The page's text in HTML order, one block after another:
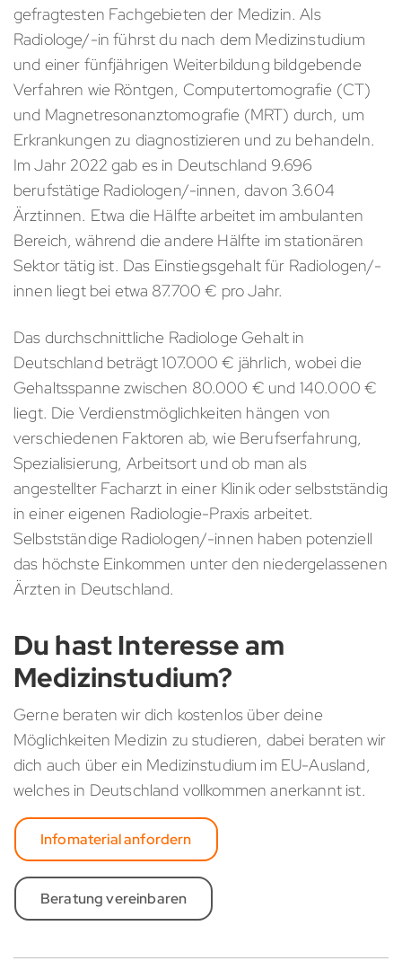
gefragtesten Fachgebieten der Medizin. Als
Radiologe/-in führst du nach dem Medizinstudium
und einer fünfjährigen Weiterbildung bildgebende
Verfahren wie Röntgen, Computertomografie (CT)
und Magnetresonanztomografie (MRT) durch, um
Erkrankungen zu diagnostizieren und zu behandeln.
Im Jahr 2022 gab es in Deutschland 9.696
berufstätige Radiologen/-innen, davon 3.604
Ärztinnen. Etwa die Hälfte arbeitet im ambulanten
Bereich, während die andere Hälfte im stationären
Sektor tätig ist. Das Einstiegsgehalt für Radiologen/-
innen liegt bei etwa 87.700 € pro Jahr.
Das durchschnittliche Radiologe Gehalt in
Deutschland beträgt 107.000 € jährlich, wobei die
Gehaltsspanne zwischen 80.000 € und 140.000 €
liegt. Die Verdienstmöglichkeiten hängen von
verschiedenen Faktoren ab, wie Berufserfahrung,
Spezialisierung, Arbeitsort und ob man als
angestellter Facharzt in einer Klinik oder selbstständig
in einer eigenen Radiologie-Praxis arbeitet.
Selbstständige Radiologen/-innen haben potenziell
das höchste Einkommen unter den niedergelassenen
Ärzten in Deutschland.
Du hast Interesse am
Medizinstudium?
Gerne beraten wir dich kostenlos über deine
Möglichkeiten Medizin zu studieren, dabei beraten wir
dich auch über ein Medizinstudium im EU-Ausland,
welches in Deutschland vollkommen anerkannt ist.
Infomaterial anfordern
Beratung vereinbaren